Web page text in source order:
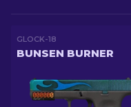
GLOCK-18
BUNSEN BURNER